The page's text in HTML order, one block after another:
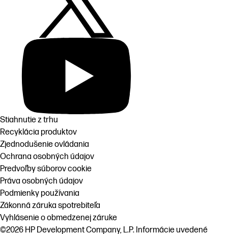
Stiahnutie z trhu
Recyklácia produktov
Zjednodušenie ovládania
Ochrana osobných údajov
Predvoľby súborov cookie
Práva osobných údajov
Podmienky používania
Zákonná záruka spotrebiteľa
Vyhlásenie o obmedzenej záruke
©2026 HP Development Company, L.P. Informácie uvedené